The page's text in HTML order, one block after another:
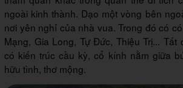
ngoài kinh thành. Dạo một vòng bên
nơi yên nghỉ của nhà vua. Trong đó có
Mạng, Gia Long, Tự Đức, Thiệu Trị... Tất
có kiến trúc cầu kỳ, cổ kính nằm giữa
hữu tình, thơ mộng.